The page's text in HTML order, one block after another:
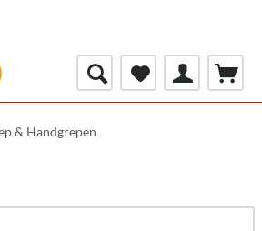
& Handgrepen